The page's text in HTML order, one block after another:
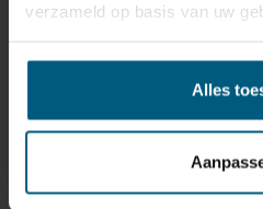
verzameld op basis van uw
Alles
BEIGE (WEB-ONLY)
2.138,00
€ 2.138,00.
€ 1.888,00.